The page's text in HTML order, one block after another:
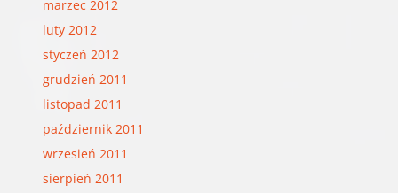
marzec 2012
luty 2012
styczeń 2012
grudzień 2011
listopad 2011
październik 2011
wrzesień 2011
sierpień 2011